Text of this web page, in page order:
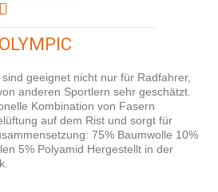
geeignet nicht nur für Radfahrer,
anderen Sportlern sehr geschätzt.
Kombination von Fasern
auf dem Rist und sorgt für
75% Baumwolle 10%
5% Polyamid Hergestellt in der